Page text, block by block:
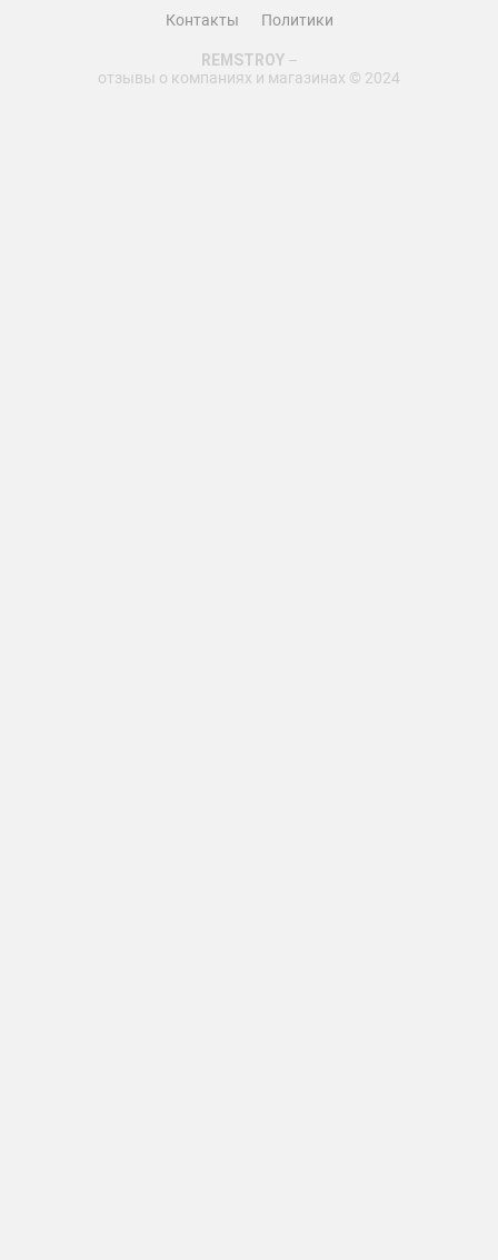
Контакты Политики
REMSTROY–
отзывы о компаниях и магазинах © 2024